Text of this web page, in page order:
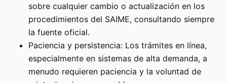
sobre cualquier cambio o actualización en los
procedimientos del SAIME, consultando siempre
la fuente oficial.
Paciencia y persistencia: Los trámites en línea,
especialmente en sistemas de alta demanda, a
menudo requieren paciencia y la voluntad de